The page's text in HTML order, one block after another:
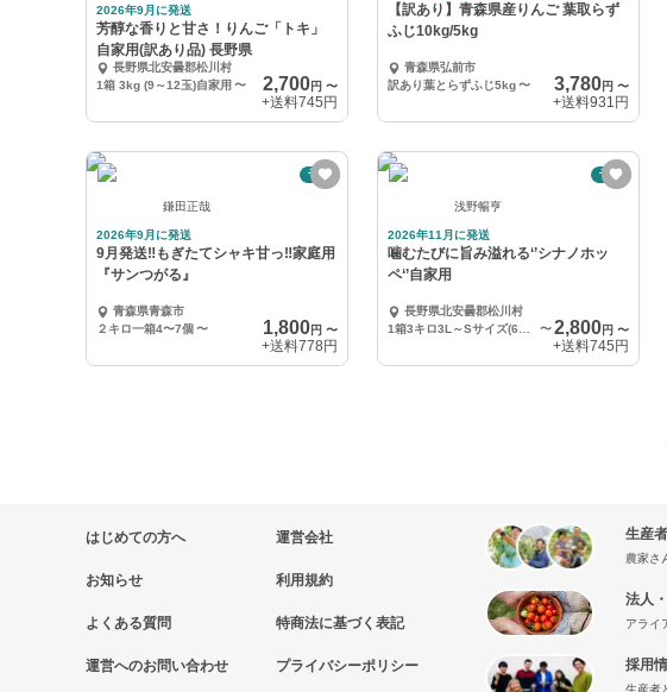
2026年9月に発送
芳醇な香りと甘さ！りんご「トキ」
自家用(訳あり品) 長野県
長野県北安曇郡松川村
1箱 3kg (9～12玉)自家用 〜 2,700円 〜
+送料745円
【訳あり】青森県産りんご 葉取らず
ふじ10kg/5kg
青森県弘前市
訳あり葉とらずふじ5kg 〜 3,780円 〜
+送料931円
予約
鎌田正哉
2026年9月に発送
9月発送‼️もぎたてシャキ甘っ‼️家庭用
『サンつがる』
青森県青森市
２キロ一箱4〜7個 〜 1,800円 〜
+送料778円
予約
浅野暢亨
2026年11月に発送
噛むたびに旨み溢れる‘’シナノホッ
ペ‘’自家用
長野県北安曇郡松川村
〜 2,800円 〜
+送料745円
はじめての方へ
お知らせ
よくある質問
運営へのお問い合わせ
運営会社
利用規約
特商法に基づく表記
プライバシーポリシー
生産
農家さ
法人
アライ
採用
生産者